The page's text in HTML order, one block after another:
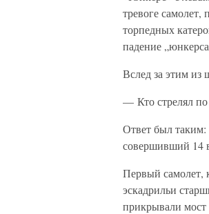
тревоге
торпедных
падение
Вслед за этим из
— Кто стрелял
Ответ был
совершивший 14
Первый самолет,
эскадрильи
прикрывали мост